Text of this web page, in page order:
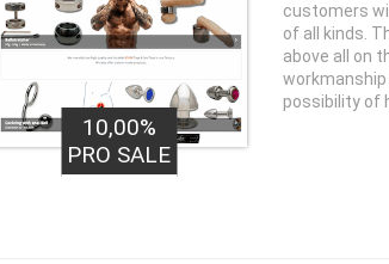
10,00%
PRO SALE
customers
of all kinds.
above all on
possibility of